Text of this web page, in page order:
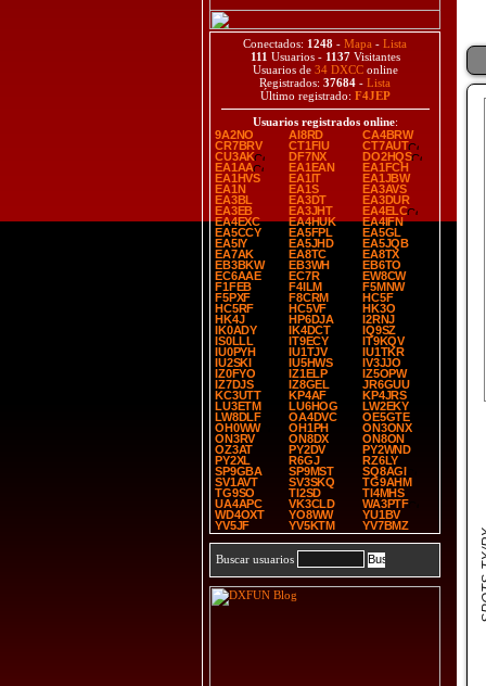
Conectados: 1248 - Mapa - Lista
111 Usuarios - 1137Visitantes
Usuarios de 34 DXCConline
Registrados: 37684 - Lista
Último registrado: F4JEP
Usuarios registrados online:
9A2NO
AI8RD
CA4BRW
CR7BRV
CT1FIU
CT7AUT
CU3AK
DF7NX
DO2HQS
EA1AA
EA1EAN
EA1FCH
EA1HVS
EA1IT
EA1JBW
EA1N
EA1S
EA3AVS
EA3BL
EA3DT
EA3DUR
EA3EB
EA3JHT
EA4ELC
EA4EXC
EA4HUK
EA4IFN
EA5CCY
EA5FPL
EA5GL
EA5IY
EA5JHD
EA5JQB
EA7AK
EA8TC
EA8TX
EB3BKW
EB3WH
EB6TO
EC6AAE
EC7R
EW8CW
F1FEB
F4ILM
F5MNW
F5PXF
F8CRM
HC5F
HC5RF
HC5VF
HK3O
HK4J
HP6DJA
I2RNJ
IK0ADY
IK4DCT
IQ9SZ
IS0LLL
IT9ECY
IT9KQV
IU0PYH
IU1TJV
IU1TKR
IU2SKI
IU5HWS
IV3JJO
IZ0FYO
IZ1ELP
IZ5OPW
IZ7DJS
IZ8GEL
JR6GUU
KC3UTT
KP4AF
KP4JRS
LU3ETM
LU6HOG
LW2EKY
LW8DLF
OA4DVC
OE5GTE
OH0WW
OH1PH
ON3ONX
ON3RV
ON8DX
ON8ON
OZ3AT
PY2DV
PY2WND
PY2XL
R6GJ
RZ6LY
SP9GBA
SP9MST
SQ8AGI
SV1AVT
SV3SKQ
TG9AHM
TG9SO
TI2SD
TI4MHS
UA4APC
VK3CLD
WA3PTF
WD4OXT
YO8WW
YU1BV
YV5JF
YV5KTM YV7BMZ
Buscar usuarios